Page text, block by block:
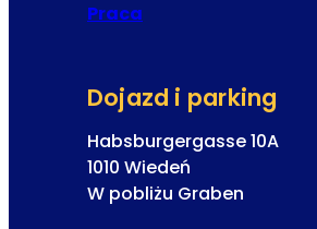
Praca
Dojazd i parking
Habsburgergasse 10A
1010 Wiedeń
W pobliżu Graben